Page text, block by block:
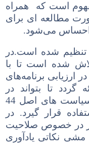
است که همراه
مطالعه ای برای
احساس می‌شود.
شده است.در
شده است تا با
ارزیابی برنامههای
گردد تا بتواند در
خصوص ارزیابی اجرای سیاست های اصل 44
قرار گیرد. در
در خصوص صلاحیت
مشی نکاتی یادآوری